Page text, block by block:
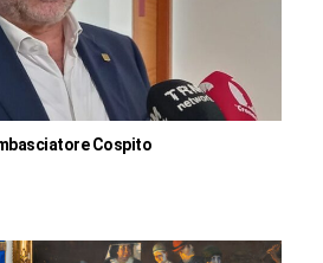
Cospito